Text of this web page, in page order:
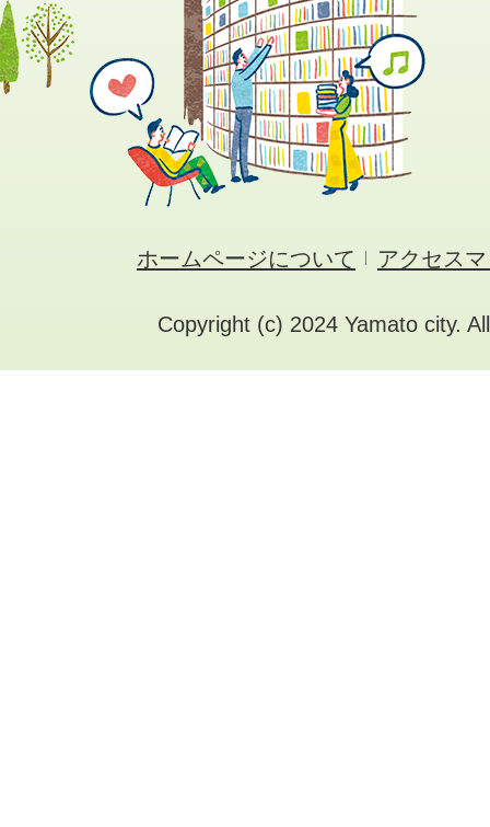
ホームページについて アクセス
Copyright (c) 2024 Yamato city.